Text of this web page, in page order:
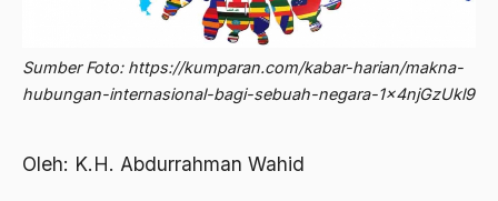
Sumber Foto: https://kumparan.com/kabar-harian/makna-
hubungan-internasional-bagi-sebuah-negara-1x4njGzUkl9
Oleh: K.H. Abdurrahman Wahid
2011
2009
Abd. Moqsith Ghazali
abdul wahid hasyim
Abdullah Sungkar